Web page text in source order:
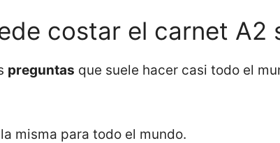
costar el carnet A2
preguntas que suele hacer casi todo el
misma para todo el mundo.